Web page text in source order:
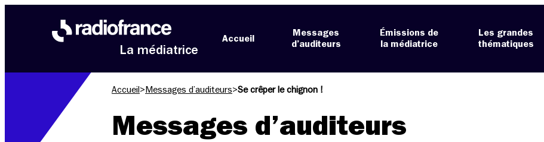
La médiatrice
Accueil
Messages
d’auditeurs
Émissions de
la médiatrice
Les grandes
thématiques
Accueil > Messages d’auditeurs>Se crêper le chignon !
Messages d’auditeurs